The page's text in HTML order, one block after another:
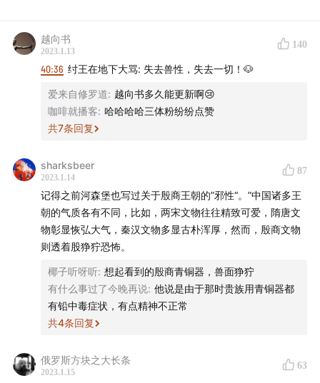
程衍樑（微博
李硕，清华大学历史学博士，《南北战争三百年》《翦
商》作者
- 时间轴 -
在互联网上诞生的“翦商学”
考古学在行业内外隔阂很大
梅尔·吉布森《启示录》中的大量杀人献祭场景与陶
寺遗址中可怖的女性尸骨
上古史复原的艰难
13:53 面对上古材料的稀缺，如何建立可靠的假设？
越向书
2023.1.13
140
40:36 纣王在地下大骂: 失去兽性，失去一切！🐶
爱来自修罗道: 越向书多久能更新啊😢
咖啡就播客: 哈哈哈哈三体粉纷纷点赞
共7条回复
sharksbeer
2023.1.14
87
记得之前河森堡也写过关于殷商王朝的”邪性“。”中国诸多王
朝的气质各有不同，比如，两宋文物往往精致可爱，隋唐文
物彰显恢弘大气，秦汉文物多显古朴浑厚，然而，殷商文物
则透着股狰狞恐怖。
椰子听呀听: 想起看到的殷商青铜器，兽面狰狞
有什么事过了今晚再说: 他说是由于那时贵族用青铜器都
有铅中毒症状，有点精神不正常
共4条回复
俄罗斯方块之大长条
2023.1.15
63